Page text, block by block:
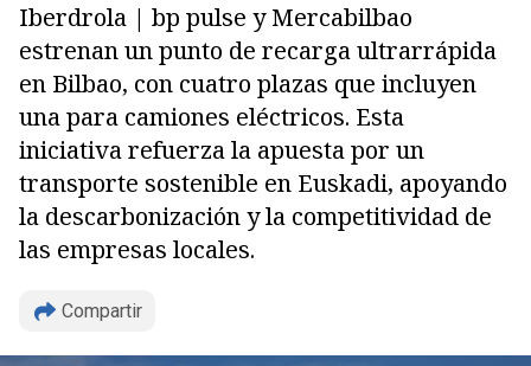
Iberdrola | bp pulse y Mercabilbao
estrenan un punto de recarga ultrarrápida
en Bilbao, con cuatro plazas que incluyen
una para camiones eléctricos. Esta
iniciativa refuerza la apuesta por un
transporte sostenible en Euskadi, apoyando
la descarbonización y la competitividad de
las empresas locales.
Compartir
Copiar